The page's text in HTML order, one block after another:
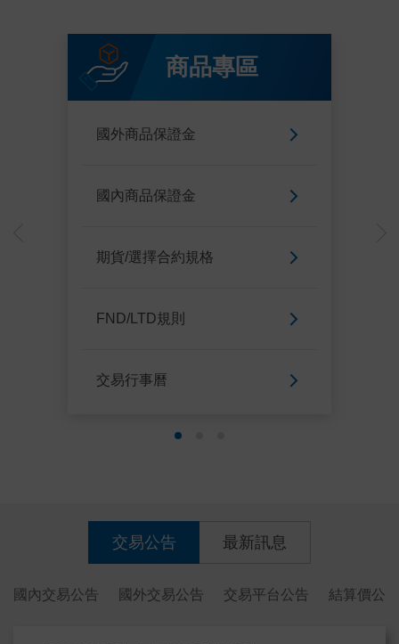
商品專區
國外商品保證金
國內商品保證金
期貨/選擇合約規格
FND/LTD規則
交易行事曆
交易公告 最新訊息
國內交易公告 國外交易公告 交易平台公告 結算價公告